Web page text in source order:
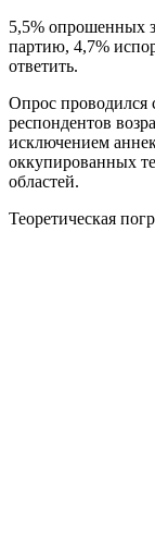
5,5% опрошенных
партию, 4,7%
ответить.
Опрос проводился
респондентов
исключением
оккупированных
областей.
Теоретическая